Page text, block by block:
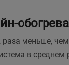
раза меньше,
в среднем